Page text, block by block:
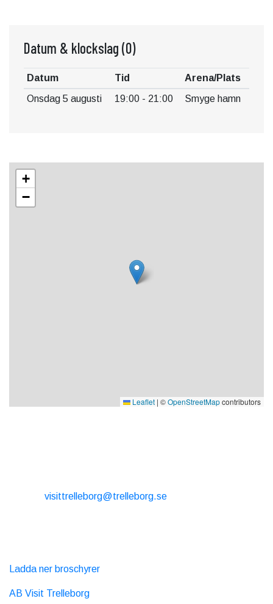
Datum & klockslag (0)
Datum Tid
Arena/Plats
Onsdag 5 augusti
19:00 - 21:00 Smyge hamn
+
−
Leaflet | ©OpenStreetMapcontributors
visittrelleborg@trelleborg.se
Ladda ner broschyrer
AB Visit Trelleborg